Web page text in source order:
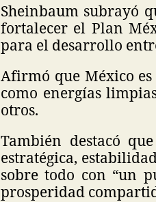
Sheinbaum subrayó
fortalecer el Plan
para el desarrollo
Afirmó que México es
como energías
otros.
También destacó
estratégica,
sobre todo con “un
prosperidad